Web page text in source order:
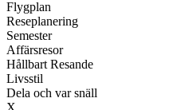
Flygplan
Reseplanering
Semester
Affärsresor
Hållbart Resande
Livsstil
Dela och var snäll
X